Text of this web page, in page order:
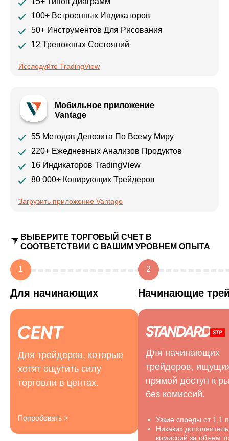
100+ Встроенных Индикаторов
50+ Инструментов Для Рисования
12 Тревожных Состояний
Исследуйте TradingView
Мобильное приложение
Vantage
55 Методов Депозита По Всему Миру
220+ Ежедневных Анализов Продуктов
16 Индикаторов TradingView
80 000+ Копирующих Трейдеров
Загрузить приложение Vantage
ВЫБЕРИТЕ ТОРГОВЫЙ СЧЕТ В
СООТВЕТСТВИИ С ВАШИМ УРОВНЕМ ОПЫТА
1
Для начинающих
Для трейдеров, которые
хотят ощутить силу
торговли в центах.
Попробовать >
2
Начинающие
Для начинающих
трейдеров,
прямой доступ к
без комиссий.
Узкие спреды от 1,1
Никаких
комиссий за объем